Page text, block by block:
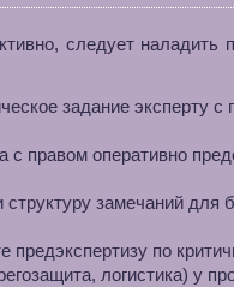
следует наладить
задание эксперту с
с правом оперативно
структуру замечаний для
предэкспертизу по
логистика) у